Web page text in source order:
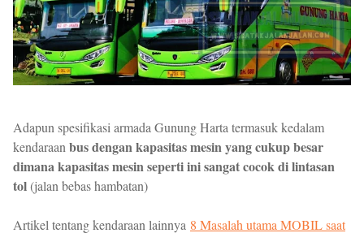
Adapun spesifikasi armada Gunung Harta termasuk kedalam
kendaraan bus dengan kapasitas mesin yang cukup besar
dimana kapasitas mesin seperti ini sangat cocok di lintasan
tol(jalan bebas hambatan)
Artikel tentang kendaraan lainnya 8 Masalah utama MOBIL saat